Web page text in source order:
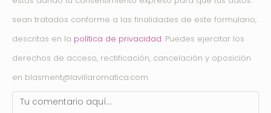
sean tratados conforme a las finalidades de este formulario,
descritas en la política de privacidad. Puedes ejercitar los
derechos de acceso, rectificación, cancelación y oposición
en blasment@lavillaromatica.com